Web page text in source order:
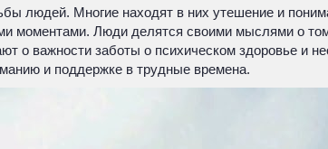
людей. Многие находят в них утешение и
моментами. Люди делятся своими мыслями о
о важности заботы о психическом здоровье и
и поддержке в трудные времена.